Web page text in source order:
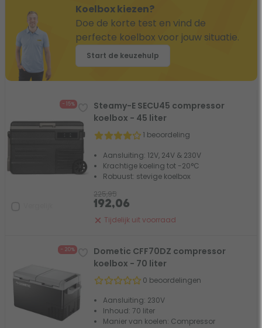
- 15%
Steamy-E SECU45 compressor
koelbox - 45 liter
1 beoordeling
Aansluiting: 12V, 24V & 230V
Krachtige koeling tot -20°C
Robuust: stevige koelbox
Tijdelijk uit voorraad
225,95
192,06
- 20%
Dometic CFF70DZ compressor
koelbox - 70 liter
0 beoordelingen
Aansluiting: 230V
Inhoud: 70 liter
Manier van koelen: Compressor
Koelbox kiezen?
Doe de korte test en vind de
perfecte koelbox voor jouw situatie.
Start de keuzehulp